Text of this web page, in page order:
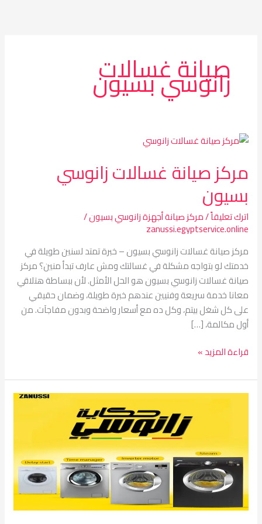
صيانة غسالات
زانوسي بسيون
مركز صيانة غسالات زانوسي
بسيون
اترك تعليقاً/مركز صيانة أجهزة زانوسي بسيون/
zanussi.egyptservice.online
مركز صيانة غسالات زانوسي بسيون – خبرة تمتد لسنين طويلة في
خدمتك لو بتواجه مشكلة في غسالتك ومش عارف تبدأ منين؟ مركز
صيانة غسالات زانوسي بسيون هو الحل الأمثل. لأن ببساطة هتلاقي
معانا خدمة سريعة وفنيين عندهم خبرة طويلة، وضمان حقيقي
على كل شغل بيتم، وكل ده مع أسعار واضحة وبدون مفاجآت. من
أول مكالمة، […]
مركز
غسالات
زانوسي
بسيون
قراءة المزيد »
زانوسي
بسيون